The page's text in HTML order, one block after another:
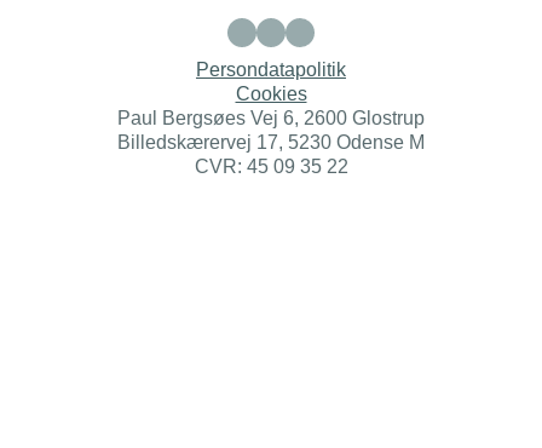
Persondatapolitik
Cookies
Paul Bergsøes Vej 6, 2600 Glostrup
Billedskærervej 17, 5230 Odense M
CVR: 45 09 35 22